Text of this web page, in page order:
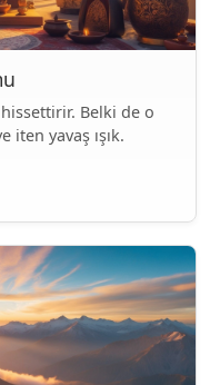
Belki de o
iten yavaş ışık.